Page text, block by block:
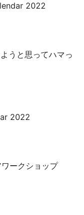
2022
うと思ってハマっ
2022
ークショップ